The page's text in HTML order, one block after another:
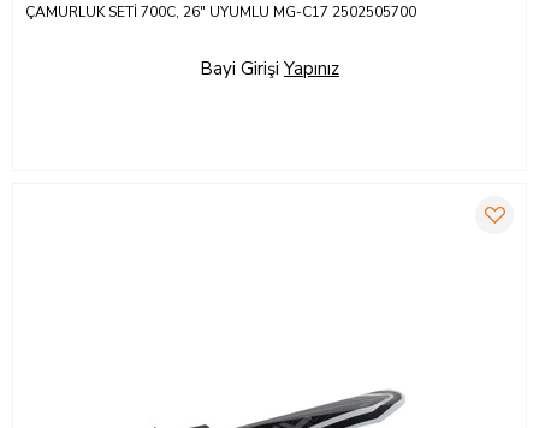
ÇAMURLUK SETİ 700C, 26" UYUMLU MG-C17 2502505700
Bayi Girişi Yapınız